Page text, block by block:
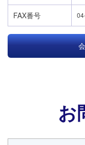
24時間365日
FAX番号
お